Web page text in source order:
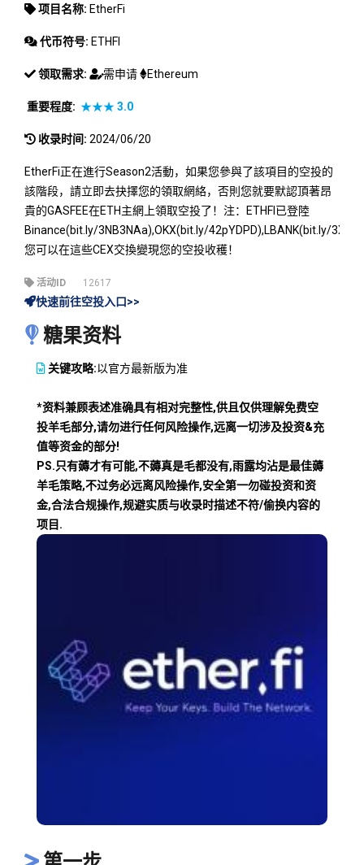
项目名称: EtherFi
代币符号: ETHFI
领取需求: 需申请 Ethereum
重要程度: ★★★3.0
收录时间: 2024/06/20
EtherFi正在進行Season2活動，如果您參與了該項目的空投的
該階段，請立即去抉擇您的領取網絡，否則您就要默認頂著昂
貴的GASFEE在ETH主網上領取空投了！注：ETHFI已登陸
Binance(bit.ly/3NB3NAa),OKX(bit.ly/42pYDPD),LBANK(bit.ly/
您可以在這些CEX交換變現您的空投收穫！
活动ID 12617
快速前往空投入口>>
糖果资料
关键攻略:以官方最新版为准
*资料兼顾表述准确具有相对完整性,供且仅供理解免费空
投羊毛部分,请勿进行任何风险操作,远离一切涉及投资&充
值等资金的部分!
PS.只有薅才有可能,不薅真是毛都没有,雨露均沾是最佳薅
羊毛策略,不过务必远离风险操作,安全第一勿碰投资和资
金,合法合规操作,规避实质与收录时描述不符/偷换内容的
项目.